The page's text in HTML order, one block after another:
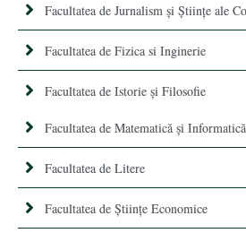
Facultatea de Jurnalism şi Ştiinţe ale
Facultatea de Fizica si Inginerie
Facultatea de Istorie şi Filosofie
Facultatea de Matematică şi Informatică
Facultatea de Litere
Facultatea de Științe Economice